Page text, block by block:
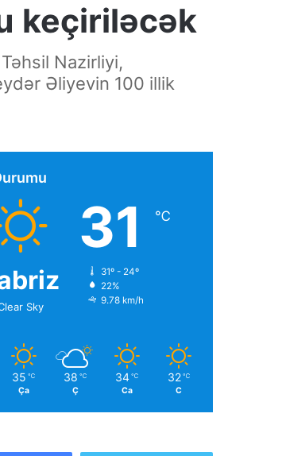
keçiriləcək
Nazirliyi,
Əliyevin 100 illik
Sky
31 ℃
31º - 24º
22%
9.78 km/h
35 ℃
Ça
38 ℃
Ç
34 ℃
Ca
32 ℃
C